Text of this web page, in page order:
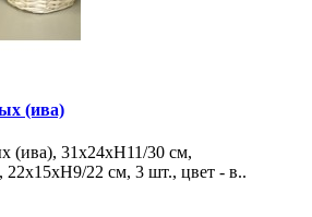
(ива)
(ива), 31х24хH11/30 см,
22x15xH9/22 см, 3 шт., цвет - в..